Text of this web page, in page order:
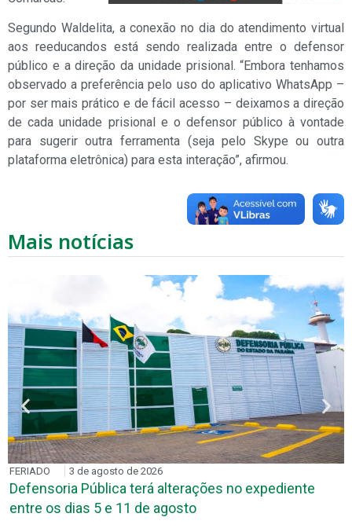
Segundo Waldelita, a conexão no dia do atendimento virtual
aos reeducandos está sendo realizada entre o defensor
público e a direção da unidade prisional. “Embora tenhamos
observado a preferência pelo uso do aplicativo WhatsApp –
por ser mais prático e de fácil acesso – deixamos a direção
de cada unidade prisional e o defensor público à vontade
para sugerir outra ferramenta (seja pelo Skype ou outra
plataforma eletrônica) para esta interação”, afirmou.
Mais notícias
FERIADO 3 de agosto de 2026
Defensoria Pública terá alterações no expediente
entre os dias 5 e 11 de agosto